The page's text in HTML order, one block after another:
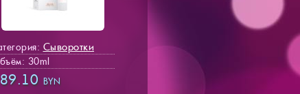
Сыворотки
30ml
BYN